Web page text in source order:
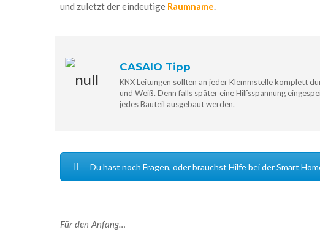
und zuletzt der eindeutige Raumname.
CASAIO Tipp
KNX Leitungen sollten an jeder Klemmstelle komplett
und Weiß. Denn falls später eine Hilfsspannung
jedes Bauteil ausgebaut werden.
Du hast noch Fragen, oder brauchst Hilfe bei der Smart
Für den Anfang…